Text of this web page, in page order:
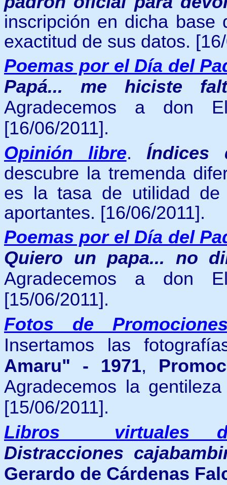
inscripción en dicha
exactitud de sus datos.
Poemas por el Día del
Papá... me hiciste
Agradecemos a don
[16/06/2011].
Opinión libre.Índices
descubre la tremenda
es la tasa de utilidad
aportantes. [16/06/2011].
Poemas por el Día del
Quiero un papa... no
Agradecemos a don
[15/06/2011].
Fotos de
Insertamos las
Amaru" - 1971,
Agradecemos la
[15/06/2011].
Libros virtuales de
Distracciones
Gerardo de Cárdenas